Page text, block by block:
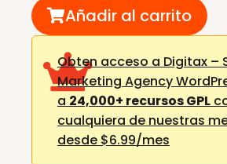
Añadir al carrito
Obten acceso a Digitax –
Marketing Agency
a 24,000+ recursos GPL
cualquiera de nuestras
desde $6.99/mes